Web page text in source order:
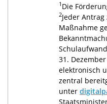
1 Die
2Jeder
Maßnahme
31.
elektronisch
zentral
unter